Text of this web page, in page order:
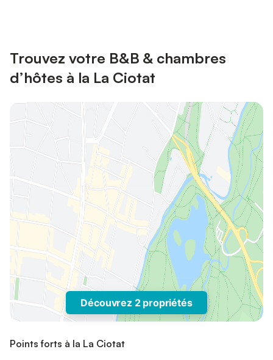
Trouvez votre B&B & chambres
d’hôtes à la La Ciotat
Découvrez 2 propriétés
Points forts à la La Ciotat